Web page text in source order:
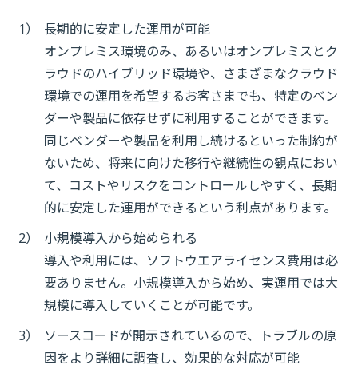
1）
長期的に安定した運用が可能
オンプレミス環境のみ、あるいはオンプレミスとク
ラウドのハイブリッド環境や、さまざまなクラウド
環境での運用を希望するお客さまでも、特定のベン
ダーや製品に依存せずに利用することができます。
同じベンダーや製品を利用し続けるといった制約が
ないため、将来に向けた移行や継続性の観点におい
て、コストやリスクをコントロールしやすく、長期
的に安定した運用ができるという利点があります。
2）
小規模導入から始められる
導入や利用には、ソフトウエアライセンス費用は必
要ありません。小規模導入から始め、実運用では大
規模に導入していくことが可能です。
3）
ソースコードが開示されているので、トラブルの原
因をより詳細に調査し、効果的な対応が可能